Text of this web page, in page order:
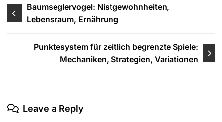
Post
navigation
Baumseglervogel: Nistgewohnheiten,
Lebensraum, Ernährung
Punktesystem für zeitlich begrenzte Spiele:
Mechaniken, Strategien, Variationen
Leave a Reply